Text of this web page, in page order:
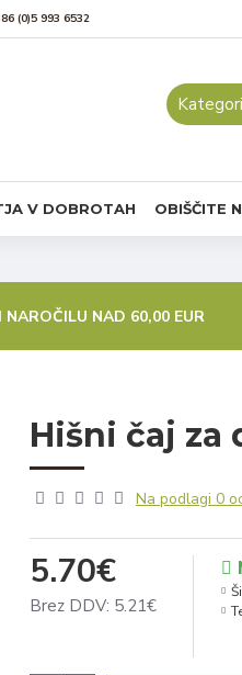
(0)5 993 6532
V DOBROTAH OBIŠČITE
NAD 60,00 EUR
Hišni čaj za
Na podlagi 0
5.70€
Brez DDV: 5.21€